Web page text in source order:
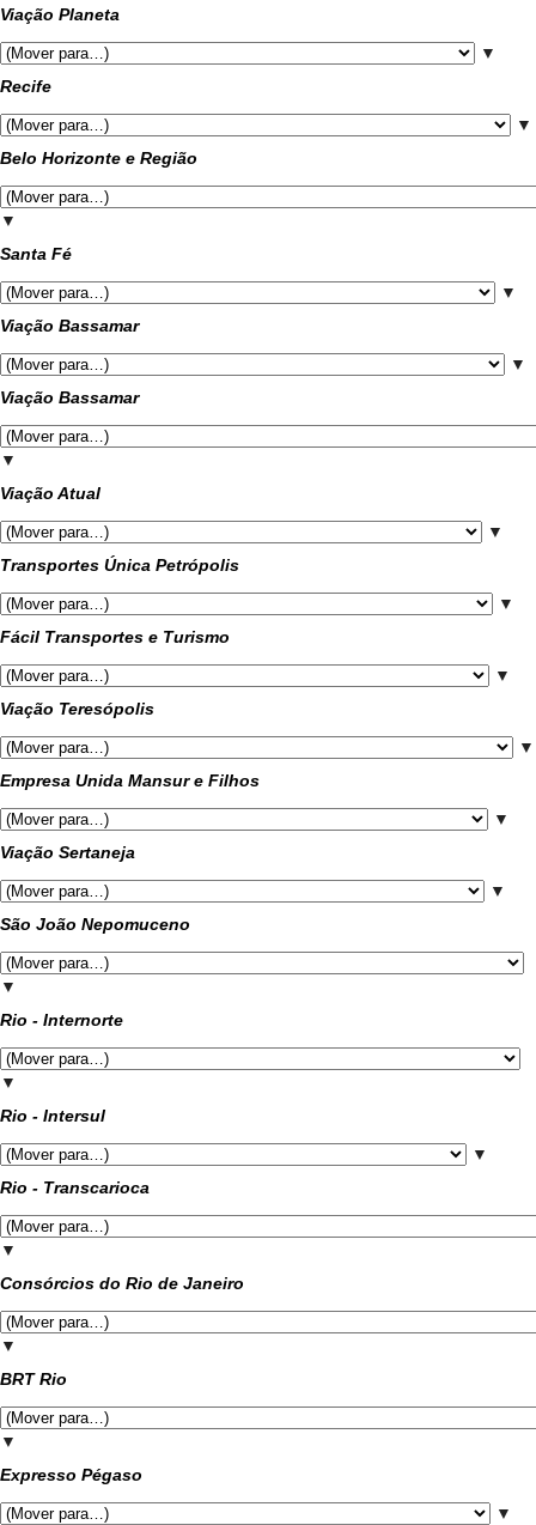
Viação Planeta
▼
Recife
▼
Belo Horizonte e Região
▼
Santa Fé
▼
Viação Bassamar
▼
Viação Bassamar
▼
Viação Atual
▼
Transportes Única Petrópolis
▼
Fácil Transportes e Turismo
▼
Viação Teresópolis
▼
Empresa Unida Mansur e Filhos
▼
Viação Sertaneja
▼
São João Nepomuceno
▼
Rio - Internorte
▼
Rio - Intersul
▼
Rio - Transcarioca
▼
Consórcios do Rio de Janeiro
▼
BRT Rio
▼
Expresso Pégaso
▼